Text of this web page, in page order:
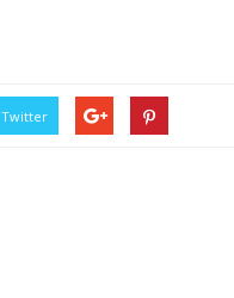
Twitter